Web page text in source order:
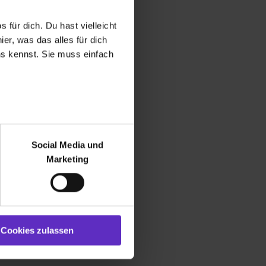
für dich. Du hast vielleicht
was das alles für dich
kennst. Sie muss einfach
bei Benutzung der
zu analysieren
soziale Medien, Werbung
Marketing“). Unsere
bereitgestellt hast oder die
auch damit
und hierfür
Social Media und
Marketing
Cookies zulassen
gibt es für
in Ihrem Unternehmen?